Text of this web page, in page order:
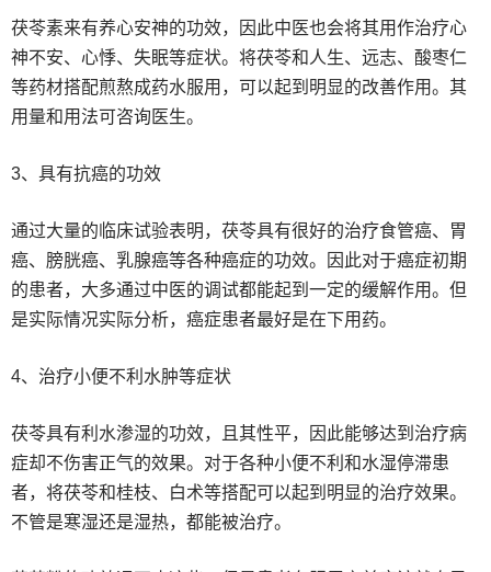
茯苓素来有养心安神的功效，因此中医也会将其用作治疗心
神不安、心悸、失眠等症状。将茯苓和人生、远志、酸枣仁
等药材搭配煎熬成药水服用，可以起到明显的改善作用。其
用量和用法可咨询医生。
3、具有抗癌的功效
通过大量的临床试验表明，茯苓具有很好的治疗食管癌、胃
癌、膀胱癌、乳腺癌等各种癌症的功效。因此对于癌症初期
的患者，大多通过中医的调试都能起到一定的缓解作用。但
是实际情况实际分析，癌症患者最好是在下用药。
4、治疗小便不利水肿等症状
茯苓具有利水渗湿的功效，且其性平，因此能够达到治疗病
症却不伤害正气的效果。对于各种小便不利和水湿停滞患
者，将茯苓和桂枝、白术等搭配可以起到明显的治疗效果。
不管是寒湿还是湿热，都能被治疗。